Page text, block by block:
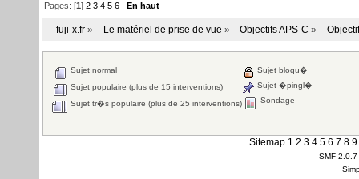
Pages: [1]2 3 4 5 6 En haut
fuji-x.fr » Le matériel de prise de vue » Objectifs APS-C »
Sujet normal
Sujet populaire (plus de 15 interventions)
Sujet tr�s populaire (plus de 25 interventions)
Sujet bloqu�
Sujet �pingl�
Sondage
Sitemap 1 2 3 4 5 6 7 8 9
SMF 2.0.7